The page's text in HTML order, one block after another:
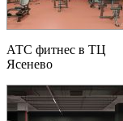
АТС фитнес в ТЦ
Ясенево